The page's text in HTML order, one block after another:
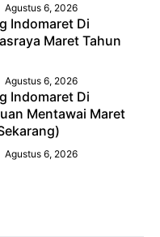
Agustus 6, 2026
Indomaret Di
Maret Tahun
Agustus 6, 2026
Indomaret Di
Mentawai Maret
Agustus 6, 2026